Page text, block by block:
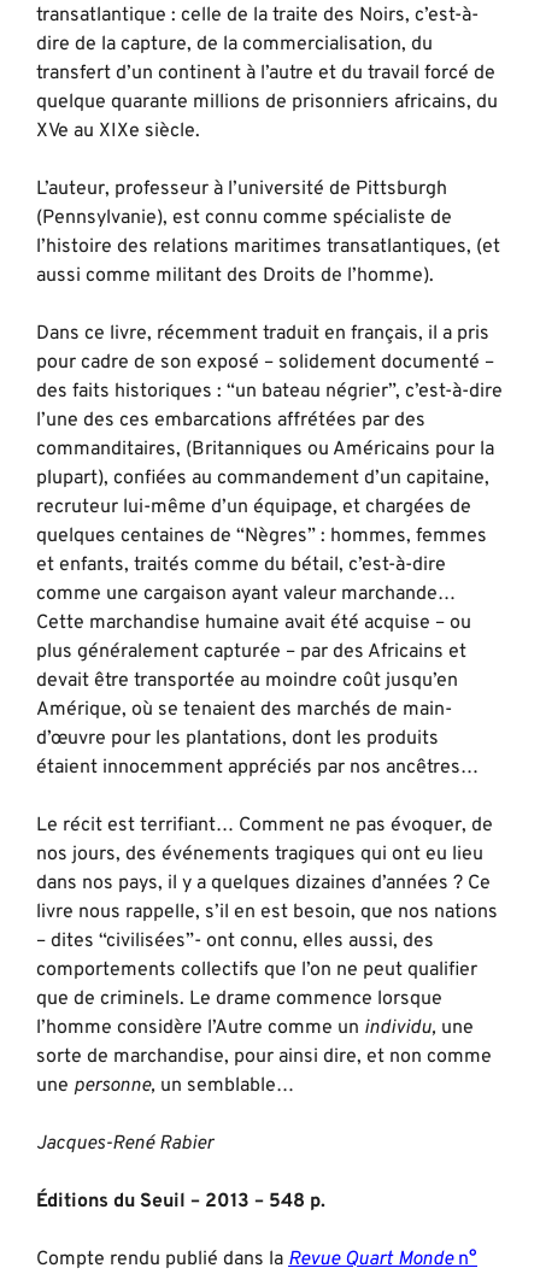
transatlantique : celle de la traite des Noirs, c’est-à-
dire de la capture, de la commercialisation, du
transfert d’un continent à l’autre et du travail forcé de
quelque quarante millions de prisonniers africains, du
XVe au XIXe siècle.
L’auteur, professeur à l’université de Pittsburgh
(Pennsylvanie), est connu comme spécialiste de
l’histoire des relations maritimes transatlantiques, (et
aussi comme militant des Droits de l’homme).
Dans ce livre, récemment traduit en français, il a pris
pour cadre de son exposé – solidement documenté –
des faits historiques : “un bateau négrier”, c’est-à-dire
l’une des ces embarcations affrétées par des
commanditaires, (Britanniques ou Américains pour la
plupart), confiées au commandement d’un capitaine,
recruteur lui-même d’un équipage, et chargées de
quelques centaines de “Nègres” : hommes, femmes
et enfants, traités comme du bétail, c’est-à-dire
comme une cargaison ayant valeur marchande…
Cette marchandise humaine avait été acquise – ou
plus généralement capturée – par des Africains et
devait être transportée au moindre coût jusqu’en
Amérique, où se tenaient des marchés de main-
d’œuvre pour les plantations, dont les produits
étaient innocemment appréciés par nos ancêtres…
Le récit est terrifiant… Comment ne pas évoquer, de
nos jours, des événements tragiques qui ont eu lieu
dans nos pays, il y a quelques dizaines d’années ? Ce
livre nous rappelle, s’il en est besoin, que nos nations
– dites “civilisées”- ont connu, elles aussi, des
comportements collectifs que l’on ne peut qualifier
que de criminels. Le drame commence lorsque
l’homme considère l’Autre comme un individu, une
sorte de marchandise, pour ainsi dire, et non comme
une personne, un semblable…
Jacques-René Rabier
Éditions du Seuil – 2013 – 548 p.
Compte rendu publié dans la Revue Quart Monden°